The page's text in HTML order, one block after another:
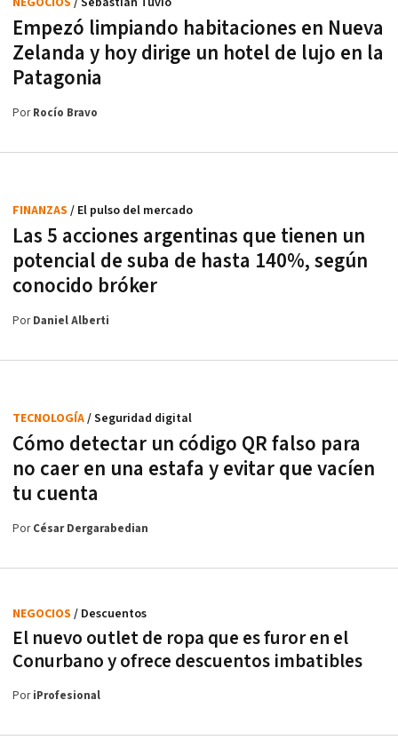
Empezó limpiando habitaciones en Nueva
Zelanda y hoy dirige un hotel de lujo en la
Patagonia
PorRocío Bravo
Las 5 acciones argentinas que tienen un
potencial de suba de hasta 140%, según
conocido bróker
FINANZAS / El pulso del mercado
PorDaniel Alberti
Cómo detectar un código QR falso para
no caer en una estafa y evitar que vacíen
tu cuenta
TECNOLOGÍA/ Seguridad digital
PorCésar Dergarabedian
El nuevo outlet de ropa que es furor en el
Conurbano y ofrece descuentos imbatibles
NEGOCIOS / Descuentos
PoriProfesional